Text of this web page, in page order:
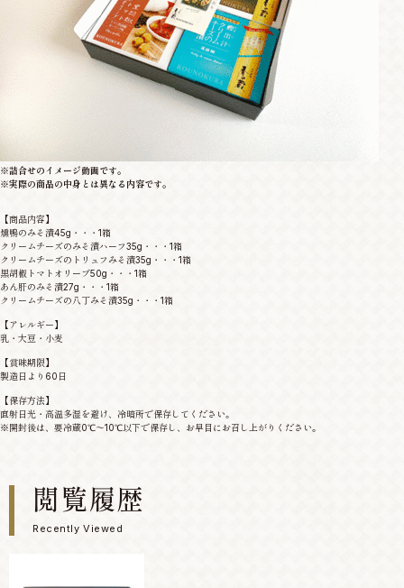
※詰合せのイメージ動画です。
※実際の商品の中身とは異なる内容です。
【商品内容】
燻鴨のみそ漬45g・・・1箱
クリームチーズのみそ漬ハーフ35g・・・1箱
クリームチーズのトリュフみそ漬35g・・・1箱
黒胡椒トマトオリーブ50g・・・1箱
あん肝のみそ漬27g・・・1箱
クリームチーズの八丁みそ漬35g・・・1箱
【アレルギー】
乳・大豆・小麦
【賞味期限】
製造日より60日
【保存方法】
直射日光・高温多湿を避け、冷暗所で保存してください。
※開封後は、要冷蔵0℃～10℃以下で保存し、お早目にお召し上がりください。
閲覧履歴
Recently Viewed